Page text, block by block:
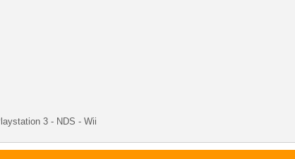
3 - NDS - Wii